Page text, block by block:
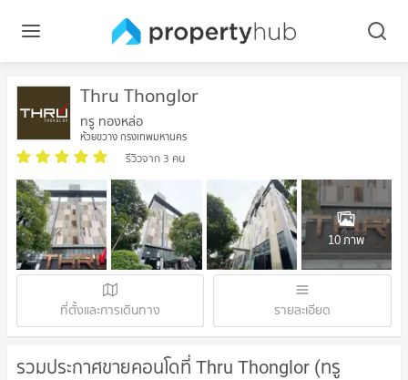
Thru Thonglor
ทรู ทองหล่อ
ห้วยขวาง กรุงเทพมหานคร
รีวิวจาก 3 คน
10 ภาพ
ที่ตั้งและการเดินทาง รายละเอียด
รวมประกาศขายคอนโดที่ Thru Thonglor (ทรู